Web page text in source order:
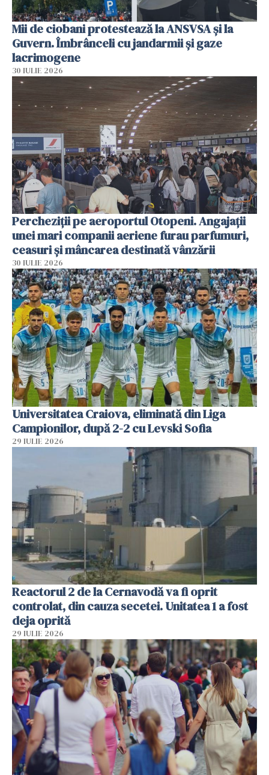
Mii de ciobani protestează la ANSVSA și la
Guvern. Îmbrânceli cu jandarmii și gaze
lacrimogene
30 IULIE 2026
Percheziții pe aeroportul Otopeni. Angajații
unei mari companii aeriene furau parfumuri,
ceasuri și mâncarea destinată vânzării
30 IULIE 2026
Universitatea Craiova, eliminată din Liga
Campionilor, după 2-2 cu Levski Sofia
29 IULIE 2026
Reactorul 2 de la Cernavodă va fi oprit
controlat, din cauza secetei. Unitatea 1 a fost
deja oprită
29 IULIE 2026